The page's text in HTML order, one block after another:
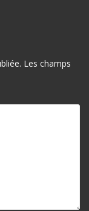
Les champs